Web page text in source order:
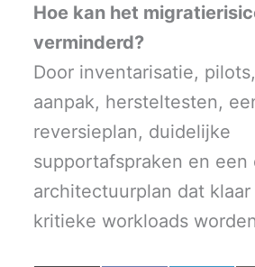
Hoe kan het
verminderd?
Door inventarisatie,
aanpak, hersteltesten,
reversieplan, duidelijke
supportafspraken en een
architectuurplan dat
kritieke workloads